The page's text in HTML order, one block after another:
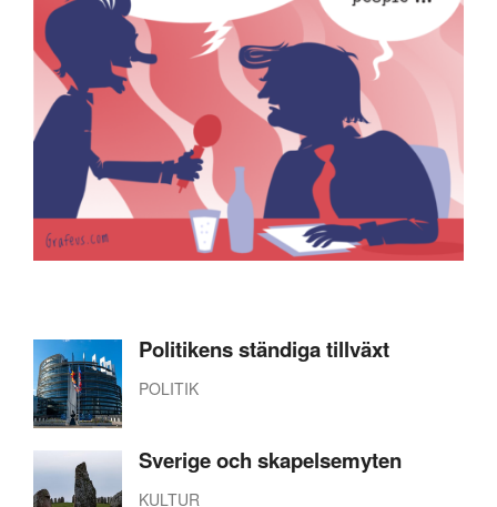
Politikens ständiga tillväxt
POLITIK
Sverige och skapelsemyten
KULTUR